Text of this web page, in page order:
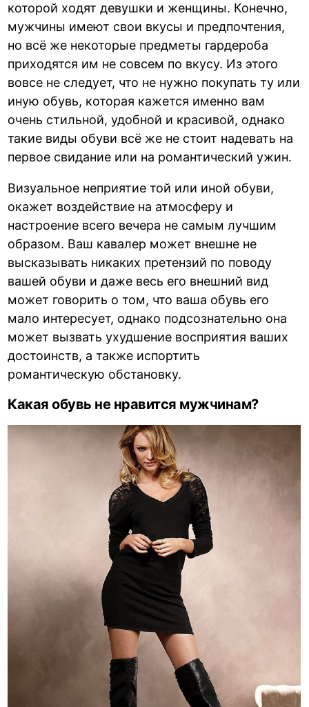
которой ходят девушки и женщины. Конечно,
мужчины имеют свои вкусы и предпочтения,
но всё же некоторые предметы гардероба
приходятся им не совсем по вкусу. Из этого
вовсе не следует, что не нужно покупать ту или
иную обувь, которая кажется именно вам
очень стильной, удобной и красивой, однако
такие виды обуви всё же не стоит надевать на
первое свидание или на романтический ужин.
Визуальное неприятие той или иной обуви,
окажет воздействие на атмосферу и
настроение всего вечера не самым лучшим
образом. Ваш кавалер может внешне не
высказывать никаких претензий по поводу
вашей обуви и даже весь его внешний вид
может говорить о том, что ваша обувь его
мало интересует, однако подсознательно она
может вызвать ухудшение восприятия ваших
достоинств, а также испортить
романтическую обстановку.
Какая обувь не нравится мужчинам?